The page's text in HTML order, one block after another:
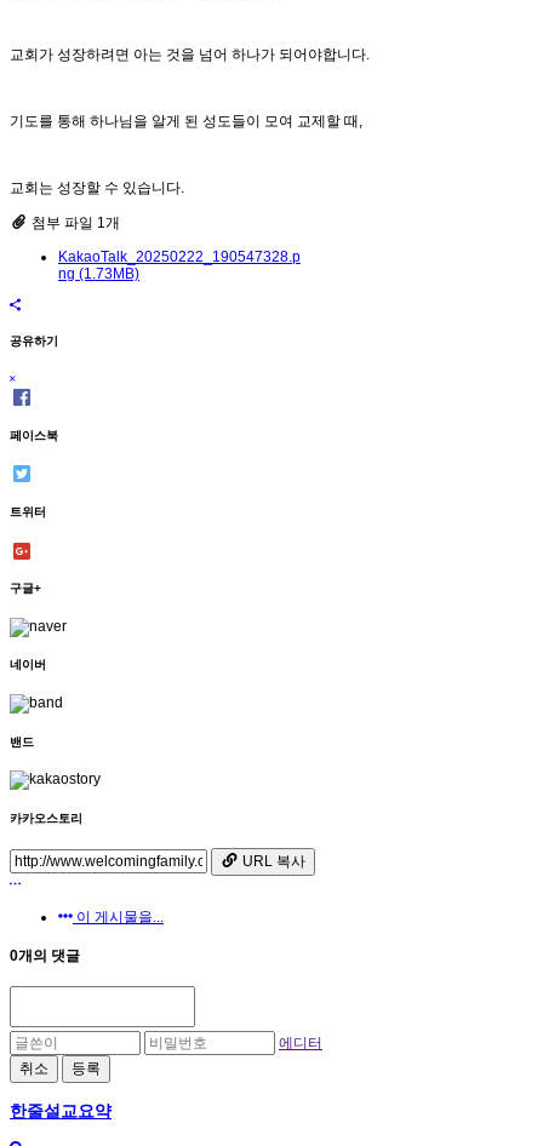
교회가 성장하려면 아는 것을 넘어 하나가 되어야합니다.
기도를 통해 하나님을 알게 된 성도들이 모여 교제할 때,
교회는 성장할 수 있습니다.
첨부 파일 1개
KakaoTalk_20250222_190547328.p
ng (1.73MB)
공유하기
페이스북
트위터
구글+
네이버
밴드
카카오스토리
URL 복사
이 게시물을...
0개의 댓글
에디터
취소
등록
한줄설교요약